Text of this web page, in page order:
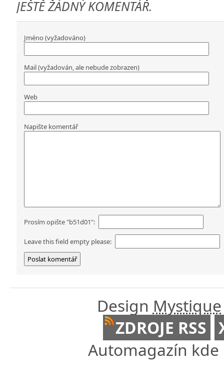
JEŠTĚ ŽÁDNÝ KOMENTÁŘ.
Jméno (vyžadováno)
Mail (vyžadován, ale nebude zobrazen)
Web
Napište komentář
Prosím opište "b51d01":
Leave this field empty please:
Design Mystique
ZDROJE RSS
Automagazín